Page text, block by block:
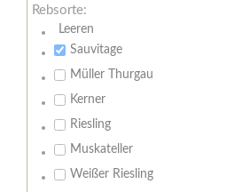
Rebsorte:
Leeren
Sauvitage
Müller Thurgau
Kerner
Riesling
Muskateller
Weißer Riesling